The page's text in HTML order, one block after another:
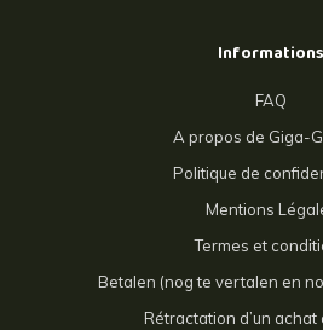
Informations
FAQ
A propos de Giga-
Politique de
Mentions
Termes et
Betalen (nog te vertalen en
Rétractation d’un achat